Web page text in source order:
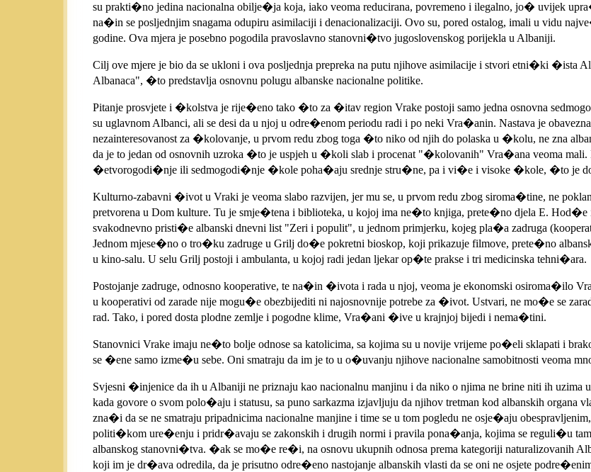
su prakti�no jedina nacionalna obilje�ja koja, iako veoma reducirana, povremeno i ilegalno, jo� uvijek
na�in se posljednjim snagama odupiru asimilaciji i denacionalizaciji. Ovo su, pored ostalog, imali u vidu
godine. Ova mjera je posebno pogodila pravoslavno stanovni�tvo jugoslovenskog porijekla u Albaniji.
Cilj ove mjere je bio da se ukloni i ova posljednja prepreka na putu njihove asimilacije i stvori etni�ki
Albanaca", �to predstavlja osnovnu polugu albanske nacionalne politike.
Pitanje prosvjete i �kolstva je rije�eno tako �to za �itav region Vrake postoji samo jedna osnovna
su uglavnom Albanci, ali se desi da u njoj u odre�enom periodu radi i po neki Vra�anin. Nastava je
nezainteresovanost za �kolovanje, u prvom redu zbog toga �to niko od njih do polaska u �kolu, ne zna
da je to jedan od osnovnih uzroka �to je uspjeh u �koli slab i procenat "�kolovanih" Vra�ana veoma
�etvorogodi�nje ili sedmogodi�nje �kole poha�aju srednje stru�ne, pa i vi�e i visoke �kole, �to je do
Kulturno-zabavni �ivot u Vraki je veoma slabo razvijen, jer mu se, u prvom redu zbog siroma�tine, ne
pretvorena u Dom kulture. Tu je smje�tena i biblioteka, u kojoj ima ne�to knjiga, prete�no djela E. Hod�e
svakodnevno pristi�e albanski dnevni list "Zeri i populit", u jednom primjerku, kojeg pla�a zadruga
Jednom mjese�no o tro�ku zadruge u Grilj do�e pokretni bioskop, koji prikazuje filmove, prete�no
u kino-salu. U selu Grilj postoji i ambulanta, u kojoj radi jedan ljekar op�te prakse i tri medicinska tehni�ara.
Postojanje zadruge, odnosno kooperative, te na�in �ivota i rada u njoj, veoma je ekonomski osiroma�ilo
u kooperativi od zarade nije mogu�e obezbijediti ni najosnovnije potrebe za �ivot. Ustvari, ne mo�e se
rad. Tako, i pored dosta plodne zemlje i pogodne klime, Vra�ani �ive u krajnjoj bijedi i nema�tini.
Stanovnici Vrake imaju ne�to bolje odnose sa katolicima, sa kojima su u novije vrijeme po�eli sklapati i
se �ene samo izme�u sebe. Oni smatraju da im je to u o�uvanju njihove nacionalne samobitnosti veoma
Svjesni �injenice da ih u Albaniji ne priznaju kao nacionalnu manjinu i da niko o njima ne brine niti ih
kada govore o svom polo�aju i statusu, sa puno sarkazma izjavljuju da njihov tretman kod albanskih
zna�i da se ne smatraju pripadnicima nacionalne manjine i time se u tom pogledu ne osje�aju
politi�kom ure�enju i pridr�avaju se zakonskih i drugih normi i pravila pona�anja, kojima se reguli�u
albanskog stanovni�tva. �ak se mo�e re�i, na osnovu ukupnih odnosa prema kategoriji naturalizovanih
koji im je dr�ava odredila, da je prisutno odre�eno nastojanje albanskih vlasti da se oni ne osjete